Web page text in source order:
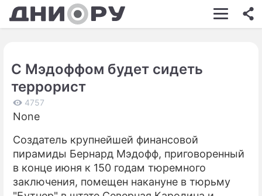
ШОУ-БИЗНЕС
КИНО
ЭКОНОМИКА
ПРОИСШЕСТВИЯ
СОННИК
С Мэдоффом будет сидеть
террорист
4757
None
Создатель крупнейшей финансовой
пирамиды Бернард Мэдофф, приговоренный
в конце июня к 150 годам тюремного
заключения, помещен накануне в тюрьму